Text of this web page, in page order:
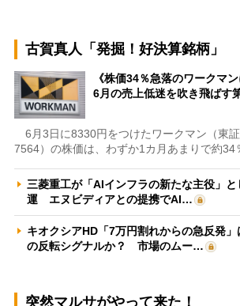
古賀真人「発掘！好決算銘柄」
《株価34％急落のワークマ
6月の売上低迷を吹き飛ばす
6月3日に8330円をつけたワークマン（東証
7564）の株価は、わずか1カ月あまりで約34
三菱重工が「AIインフラの新たな主役」
運 エヌビディアとの提携でAI…
キオクシアHD「7万円割れからの急反発
の反転シグナルか？ 市場のムー…
突然マルサがやって来た！